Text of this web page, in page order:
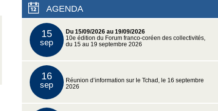
AGENDA
15
sep
Du 15/09/2026 au 19/09/2026
10e édition du Forum franco-coréen des collectivités,
du 15 au 19 septembre 2026
16
sep
Réunion d’information sur le Tchad, le 16 septembre
2026